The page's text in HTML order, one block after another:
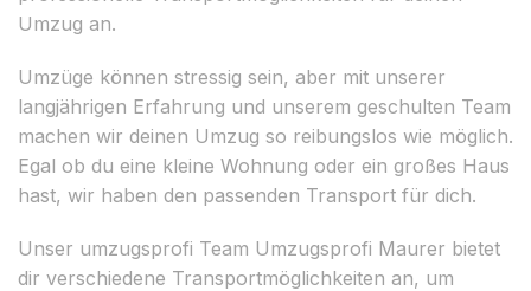
Umzug an.
Umzüge können stressig sein, aber mit unserer
langjährigen Erfahrung und unserem geschulten Team
machen wir deinen Umzug so reibungslos wie möglich.
Egal ob du eine kleine Wohnung oder ein großes Haus
hast, wir haben den passenden Transport für dich.
Unser umzugsprofi Team Umzugsprofi Maurer bietet
dir verschiedene Transportmöglichkeiten an, um